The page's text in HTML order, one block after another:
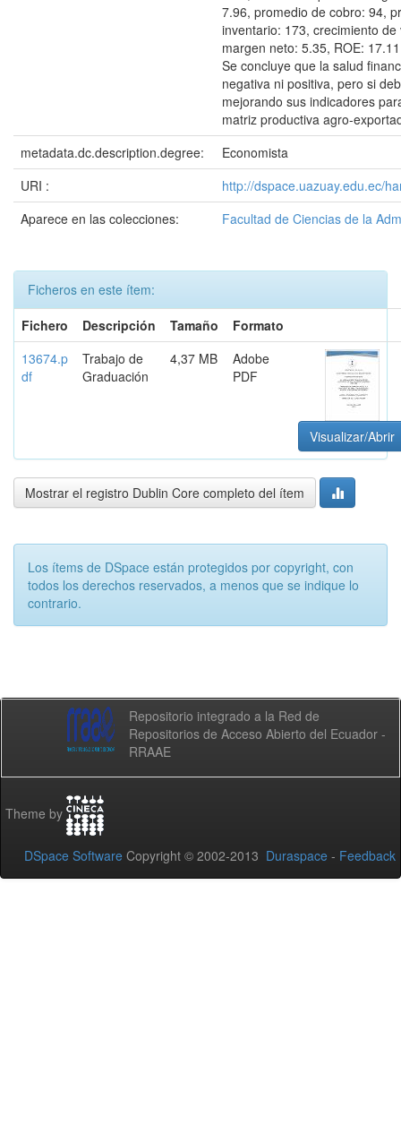
7.96, promedio de cobro: 94,
inventario: 173, crecimiento
margen neto: 5.35, ROE:
Se concluye que la salud
negativa ni positiva, pero si
mejorando sus indicadores
matriz productiva agro-
metadata.dc.description.degree:
Economista
URI :
http://dspace.uazuay.edu.ec/
Aparece en las colecciones:
Facultad de Ciencias de la
Ficheros en este ítem:
Fichero
Descripción Tamaño
Formato
13674.p
df
Trabajo de
Graduación
4,37 MB
Adobe
PDF
Visualizar/Abrir
Mostrar el registro Dublin Core completo del ítem
Los ítems de DSpace están protegidos por copyright, con
todos los derechos reservados, a menos que se indique lo
contrario.
Repositorio integrado a la Red de
Repositorios de Acceso Abierto del Ecuador -
RRAAE
Theme by
DSpace Software Copyright © 2002-2013 Duraspace - Feedback